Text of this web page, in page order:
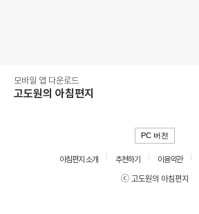
모바일 앱 다운로드
고도원의 아침편지
PC 버전
아침편지 소개 추천하기 이용약관
ⓒ 고도원의 아침편지